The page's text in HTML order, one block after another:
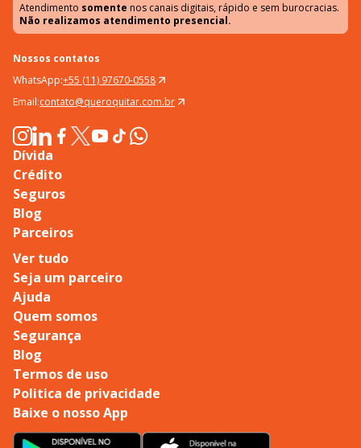
Atendimento somente nos canais digitais, rápido e sem burocracias.
Não realizamos atendimento presencial.
Nossos contatos
WhatsApp:+55 (11) 97670-0558
Email:contato@queroquitar.com.br
Dívida
Crédito
Seguros
Blog
Parceiros
Ver tudo
Seja um parceiro
Ajuda
Quem somos
Segurança
Blog
Termos de uso
Politica de privacidade
Baixe o nosso App